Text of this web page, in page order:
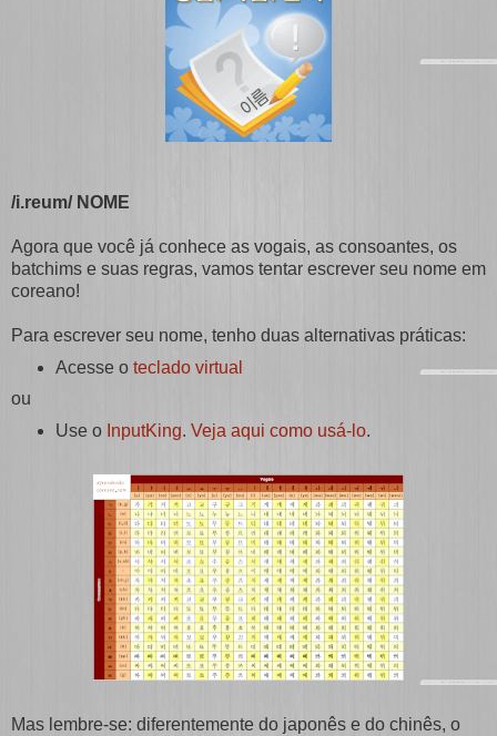
/i.reum/ NOME
Agora que você já conhece as vogais, as consoantes, os
batchims e suas regras, vamos tentar escrever seu nome em
coreano!
Para escrever seu nome, tenho duas alternativas práticas:
Acesse o teclado virtual
ou
Use o InputKing. Veja aqui como usá-lo.
Mas lembre-se: diferentemente do japonês e do chinês, o